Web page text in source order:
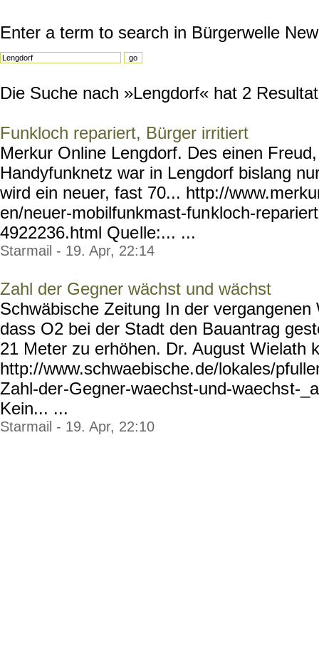
Enter a term to search in Bürgerwelle
Die Suche nach »Lengdorf« hat 2
Funkloch repariert, Bürger irritiert
Merkur Online Lengdorf. Des einen
Handyfunknetz war in Lengdorf bislang
wird ein neuer, fast 70... http://
en/neuer-mobilfunkmast-funkloch-
4922236.html Quelle:... ...
Starmail - 19. Apr, 22:14
Zahl der Gegner wächst und wächst
Schwäbische Zeitung In der
dass O2 bei der Stadt den Bauantrag
21 Meter zu erhöhen. Dr. August Wielath
http://www.schwaebische.de/lokales/
Zahl-der-Gegner-waechst-und-waechst-
Kein... ...
Starmail - 19. Apr, 22:10